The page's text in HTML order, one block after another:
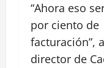
“Ahora eso
por ciento de
facturación”,
director de